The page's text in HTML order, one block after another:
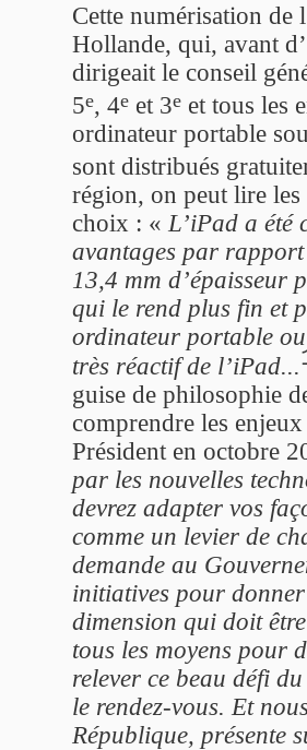
Cette numérisation de
Hollande, qui, avant
dirigeait le conseil
5e, 4e et 3e et tous les
ordinateur portable
sont distribués
région, on peut lire
choix : « L’iPad a été
avantages par
13,4 mm d’épaisseur
qui le rend plus fin et
ordinateur portable
très réactif de l’iPad...
guise de philosophie
comprendre les
Président en octobre
par les nouvelles
devrez adapter vos
comme un levier de
demande au
initiatives pour
dimension qui doit
tous les moyens pour
relever ce beau défi
le rendez-vous. Et
République, présente